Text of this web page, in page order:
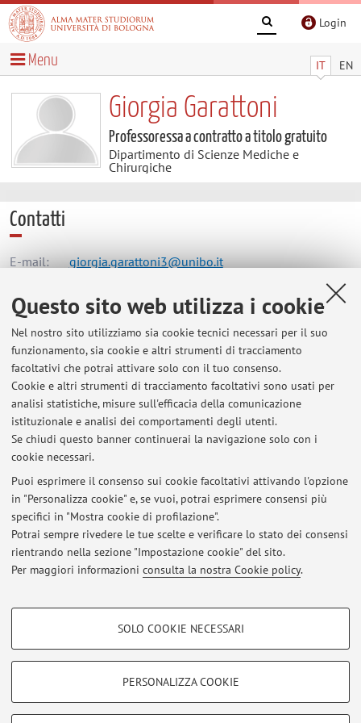
Questo sito web utilizza i cookie
Nel nostro sito utilizziamo sia cookie tecnici necessari per il suo
funzionamento, sia cookie e altri strumenti di tracciamento
facoltativi che potrai attivare solo con il tuo consenso.
Cookie e altri strumenti di tracciamento facoltativi sono usati per
analisi statistiche, misure sull'efficacia della comunicazione
istituzionale e analisi dei comportamenti degli utenti.
Se chiudi questo banner continuerai la navigazione solo con i
cookie necessari.
Puoi esprimere il consenso sui cookie facoltativi attivando l'opzione
in "Personalizza cookie" e, se vuoi, potrai esprimere consensi più
specifici in "Mostra cookie di profilazione".
Potrai sempre rivedere le tue scelte e verificare lo stato dei consensi
rientrando nella sezione "Impostazione cookie" del sito.
Per maggiori informazioni consulta la nostra Cookie policy.
COOKIE DI PROFILAZIONE - FACOLTATIVI
SOLO COOKIE NECESSARI
PERSONALIZZA COOKIE
Login
IT EN
Menu
Giorgia Garattoni
Professoressa a contratto a titolo gratuito
Dipartimento di Scienze Mediche e
Chirurgiche
Contatti
E-mail: giorgia.garattoni3@unibo.it
Dipartimento di Scienze Mediche e Chirurgiche
Via Massarenti 9, Bologna - Vai alla mappa
Orario di ricevimento
Previo appuntamento tramite e-mail.
Ultimi avvisi
Al momento non sono presenti avvisi.
Area riservata
Accedi tramiteloginper gestire tutti i contenuti del sito.